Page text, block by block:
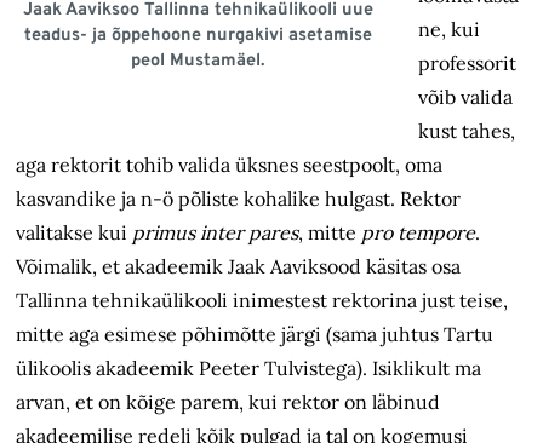
Jaak Aaviksoo Tallinna tehnikaülikooli uue
teadus- ja õppehoone nurgakivi asetamise
peol Mustamäel.
ne, kui
professorit
võib valida
kust tahes,
aga rektorit tohib valida üksnes seestpoolt, oma
kasvandike ja n-ö põliste kohalike hulgast. Rektor
valitakse kui primus inter pares, mitte pro tempore.
Võimalik, et akadeemik Jaak Aaviksood käsitas osa
Tallinna tehnikaülikooli inimestest rektorina just teise,
mitte aga esimese põhimõtte järgi (sama juhtus Tartu
ülikoolis akadeemik Peeter Tulvistega). Isiklikult ma
arvan, et on kõige parem, kui rektor on läbinud
akadeemilise redeli kõik pulgad ja tal on kogemusi